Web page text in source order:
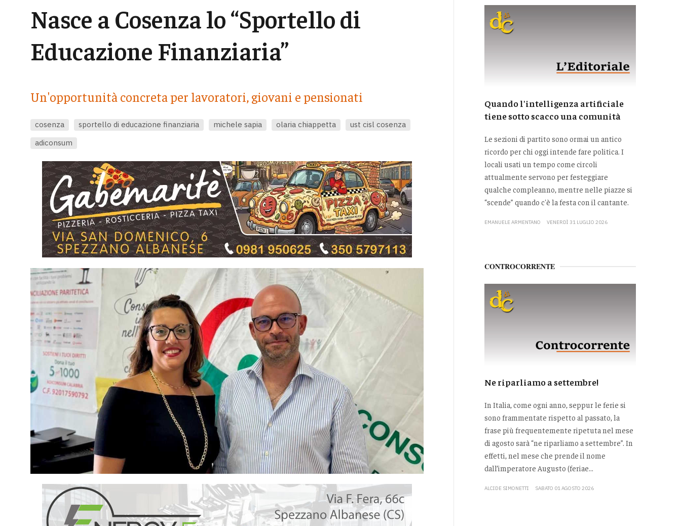
Nasce a Cosenza lo “Sportello di
Educazione Finanziaria”
Un'opportunità concreta per lavoratori, giovani e pensionati
cosenza sportello di educazione finanziaria michele sapia olaria chiappetta
ust cisl cosenza
adiconsum
Quando l'intelligenza artificiale
tiene sotto scacco una comunità
Le sezioni di partito sono ormai un antico
ricordo per chi oggi intende fare politica. I
locali usati un tempo come circoli
attualmente servono per festeggiare
qualche compleanno, mentre nelle piazze si
“scende” quando c'è la festa con il cantante.
EMANUELE ARMENTANO VENERDÌ 31 LUGLIO 2026
CONTROCORRENTE
Ne riparliamo a settembre!
In Italia, come ogni anno, seppur le ferie si
sono frammentate rispetto al passato, la
frase più frequentemente ripetuta nel mese
di agosto sarà “ne riparliamo a settembre”. In
effetti, nel mese che prende il nome
dall’imperatore Augusto (feriae...
ALCIDE SIMONETTI SABATO 01 AGOSTO 2026